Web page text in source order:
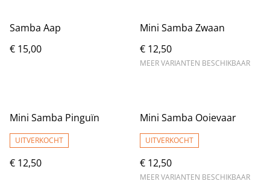
Samba Aap
€ 15,00
Mini Samba Zwaan
€ 12,50
MEER VARIANTEN BESCHIKBAAR
Mini Samba Pinguïn
UITVERKOCHT
€ 12,50
Mini Samba Ooievaar
UITVERKOCHT
€ 12,50
MEER VARIANTEN BESCHIKBAAR